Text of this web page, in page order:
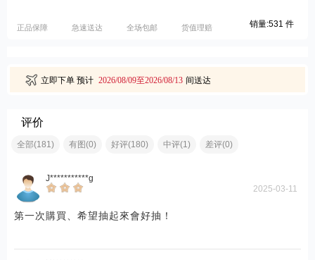
正品保障 急速送达 全场包邮 货值理赔 销量:531 件
立即下单 预计 2026/08/09至2026/08/13 间送达
评价
全部(181) 有图(0) 好评(180) 中评(1) 差评(0)
J***********g
2025-03-11
第一次購買、希望抽起來會好抽！